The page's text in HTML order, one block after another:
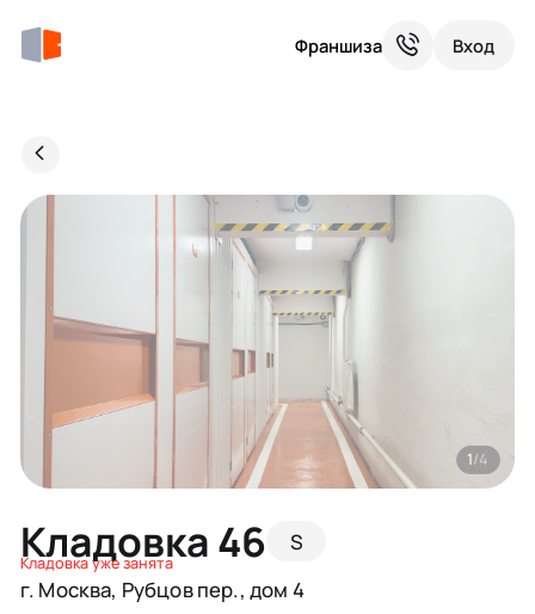
Франшиза Вход
Кладовка 46 S
Кладовка уже занята
г. Москва, Рубцов пер., дом 4
1/4